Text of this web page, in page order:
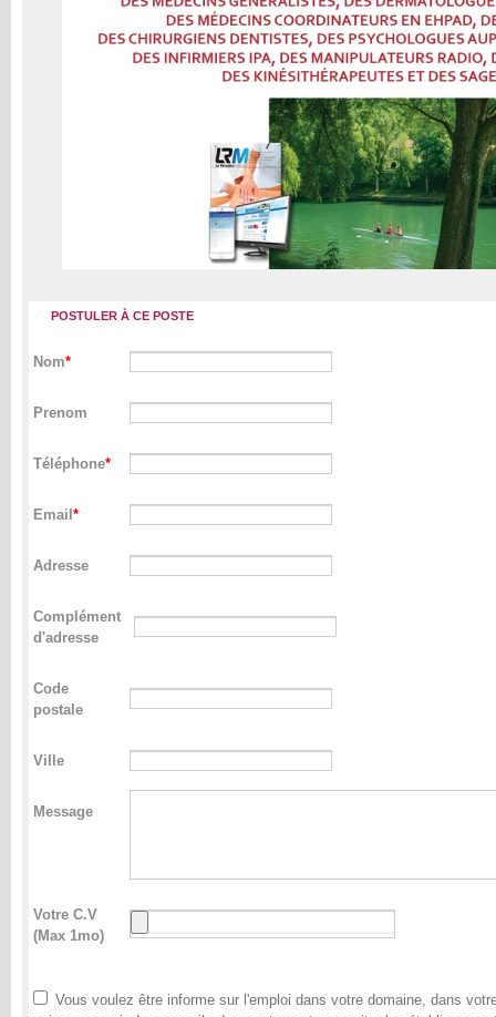
POSTULER À CE POSTE
Nom
Prenom
Téléphone
Email
Adresse
Complément
d'adresse
Code
postale
Ville
Message
Votre C.V
(Max 1mo)
Vous voulez être informe sur l'emploi dans votre domaine, dans